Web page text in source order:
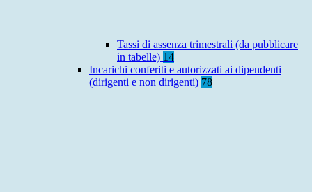
Tassi di assenza trimestrali (da pubblicare
in tabelle) 14
Incarichi conferiti e autorizzati ai dipendenti
(dirigenti e non dirigenti) 78